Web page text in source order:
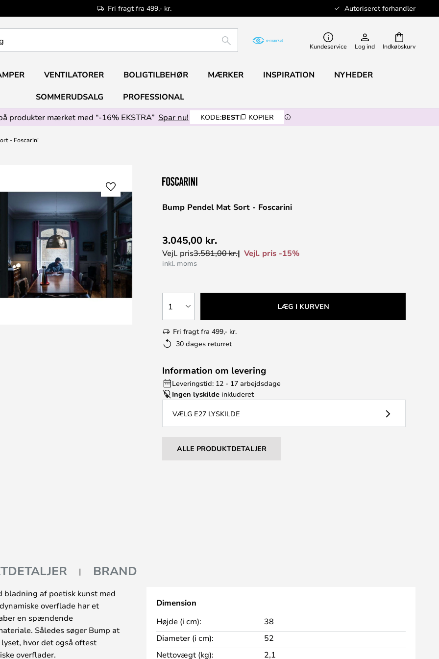
Fri fragt fra 499,- kr. Autoriseret forhandler
Indkøbskurv
SØG Kundeservice Log ind
VENTILATORER BOLIGTILBEHØR MÆRKER INSPIRATION NYHEDER
SOMMERUDSALG
PROFESSIONAL
produkter mærket med “-16% EKSTRA” Spar nu! KODE:BEST KOPIER
- Foscarini
Bump Pendel Mat Sort - Foscarini
3.045,00 kr.
Vejl. pris3.581,00 kr. Vejl. pris -15%
inkl. moms
1 LÆG I KURVEN
Fri fragt fra 499,- kr.
30 dages returret
Information om levering
Leveringstid: 12 - 17 arbejdsdage
Ingen lyskilde inkluderet
VÆLG E27 LYSKILDE
ALLE PRODUKTDETALJER
BRAND
bladning af poetisk kunst med
overflade har et
en spændende
Således søger Bump at
hvor det også oftest
overflader.
Dimension
Højde (i cm):
38
Diameter (i cm):
52
Nettovægt (kg):
2,1